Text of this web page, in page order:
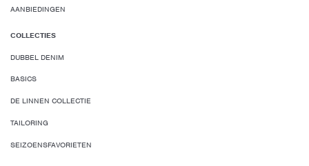
AANBIEDINGEN
COLLECTIES
DUBBEL DENIM
BASICS
DE LINNEN COLLECTIE
TAILORING
SEIZOENSFAVORIETEN